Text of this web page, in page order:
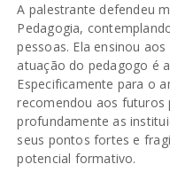
A palestrante defendeu
Pedagogia,
pessoas. Ela ensinou
atuação do pedagogo é
Especificamente para o
recomendou aos futuros
profundamente as
seus pontos fortes e
potencial formativo.